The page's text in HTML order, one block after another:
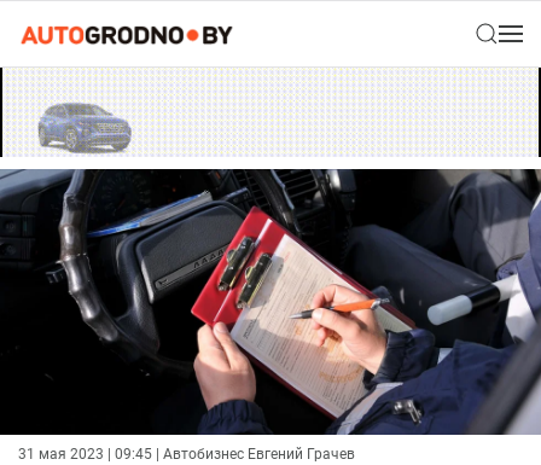
31 мая 2023 | 09:45 | Автобизнес Евгений Грачев